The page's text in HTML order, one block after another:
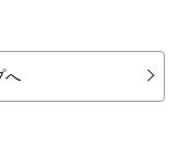
へ